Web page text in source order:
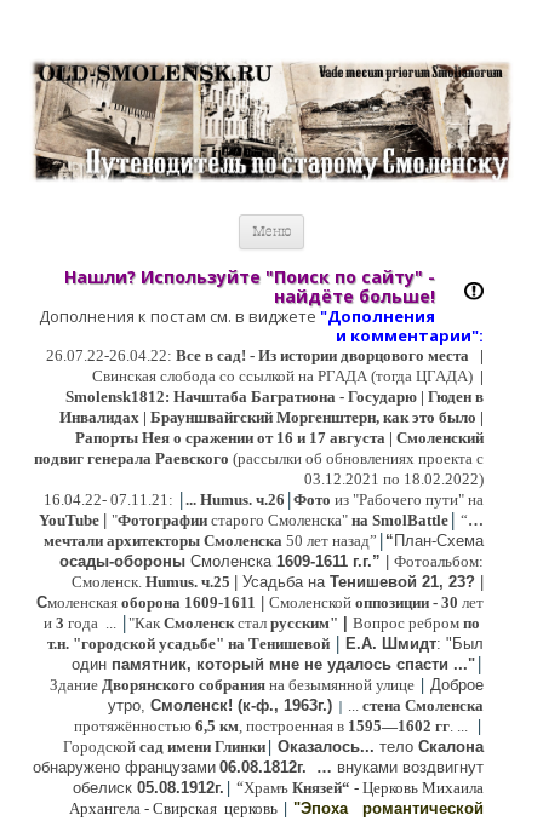
открытки, карты …
Меню
Нашли? Используйте "Поиск по сайту" -
найдёте больше!
Дополнения к постам см. в виджете "Дополнения
и комментарии":
26.07.22-26.04.22: Все в сад! - Из истории дворцового места
|
Свинская слобода со ссылкой на РГАДА (тогда ЦГАДА) |
Smolensk1812: Начштаба Багратиона - Государю | Гюден в
Инвалидах | Брауншвайгский Моргенштерн, как это было |
Рапорты Нея о сражении от 16 и 17 августа | Смоленский
подвиг генерала Раевского (рассылки об обновлениях проекта с
03.12.2021 по 18.02.2022)
16.04.22- 07.11.21: |... Humus. ч.26 |Фото из "Рабочего пути" на
YouTube
"Фотографии старого Смоленска" на SmolBattle | “…
мечтали архитекторы Смоленска 50 лет назад” | “ План-Схема
осады-обороны Смоленска 1609-1611 г.г.”
Фотоальбом:
Смоленск. Humus. ч.25 | Усадьба на Тенишевой 21, 23?
Смоленская оборона 1609-1611 Смоленской оппозиции - 30 лет
и 3 года ... |"Как Смоленскстал русским" Вопрос ребром по
т.н. "городской усадьбе" на Тенишевой | Е.А. Шмидт: "Был
один памятник, который мне не удалось спасти ..." |
Здание Дворянского собрания на безымянной улице | Доброе
утро, Смоленск! (к-ф., 1963г.) | ... стена Смоленска
протяжённостью 6,5 км, построенная в 1595—1602 гг. ... |
Городской сад имени Глинки | Оказалось... тело Скалона
обнаружено французами 06.08.1812г. … внуками воздвигнут
обелиск 05.08.1912г. | “Храмъ Князей“ - Церковь Михаила
Архангела - Свирская церковь | "Эпохаромантической